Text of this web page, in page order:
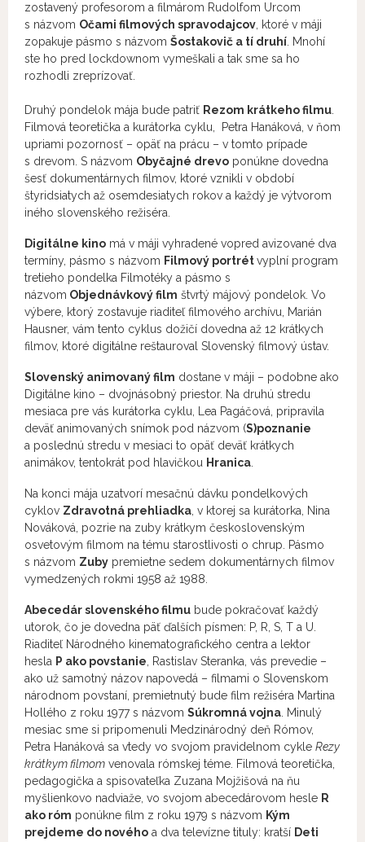
zostavený profesorom a filmárom Rudolfom Urcom
s názvom Očami filmových spravodajcov , ktoré v máji
zopakuje pásmo s názvom Šostakovič a tí druhí . Mnohí
ste ho pred lockdownom vymeškali a tak sme sa ho
rozhodli zreprízovať.
Druhý pondelok mája bude patriť Rezom krátkeho filmu
Filmová teoretička a kurátorka cyklu, Petra Hanáková, v ňom
upriami pozornosť – opäť na prácu – v tomto prípade
s drevom. S názvom Obyčajné drevo ponúkne dovedna
šesť dokumentárnych filmov, ktoré vznikli v období
štyridsiatych až osemdesiatych rokov a každý je výtvorom
iného slovenského režiséra.
Digitálne kino má v máji vyhradené vopred avizované dva
termíny, pásmo s názvom Filmový portrétvyplní program
tretieho pondelka Filmotéky a pásmo s
názvom Objednávkový film štvrtý májový pondelok. Vo
výbere, ktorý zostavuje riaditeľ filmového archívu, Marián
Hausner, vám tento cyklus dožičí dovedna až 12 krátkych
filmov, ktoré digitálne reštauroval Slovenský filmový ústav.
Slovenský animovaný film dostane v máji – podobne ako
Digitálne kino – dvojnásobný priestor. Na druhú stredu
mesiaca pre vás kurátorka cyklu, Lea Pagáčová, pripravila
deväť animovaných snímok pod názvom (S)poznanie
a poslednú stredu v mesiaci to opäť deväť krátkych
animákov, tentokrát pod hlavičkou Hranica
Na konci mája uzatvorí mesačnú dávku pondelkových
cyklov Zdravotná prehliadka , v ktorej sa kurátorka, Nina
Nováková, pozrie na zuby krátkym československým
osvetovým filmom na tému starostlivosti o chrup. Pásmo
s názvom Zuby premietne sedem dokumentárnych filmov
vymedzených rokmi 1958 až 1988.
Abecedár slovenského filmu bude pokračovať každý
utorok, čo je dovedna päť ďalších písmen: P, R, S, T a U.
Riaditeľ Národného kinematografického centra a lektor
hesla P ako povstanie , Rastislav Steranka, vás prevedie –
ako už samotný názov napovedá – filmami o Slovenskom
národnom povstaní, premietnutý bude film režiséra Martina
Hollého z roku 1977 s názvom Súkromná vojna . Minulý
mesiac sme si pripomenuli Medzinárodný deň Rómov,
Petra Hanáková sa vtedy vo svojom pravidelnom cykle Rezy
krátkym filmom venovala rómskej téme. Filmová teoretička,
pedagogička a spisovateľka Zuzana Mojžišová na ňu
myšlienkovo nadviaže, vo svojom abecedárovom hesle R
ako róm ponúkne film z roku 1979 s názvom Kým
prejdeme do nového a dva televízne tituly: kratší Deti